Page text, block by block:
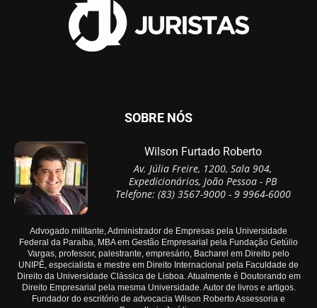
SOBRE NÓS
Wilson Furtado Roberto
Av. Júlia Freire, 1200, Sala 904,
Expedicionários, João Pessoa - PB
Telefone: (83) 3567-9000 - 9 9964-6000
Advogado militante, Administrador de Empresas pela Universidade
Federal da Paraíba, MBA em Gestão Empresarial pela Fundação Getúlio
Vargas, professor, palestrante, empresário, Bacharel em Direito pelo
UNIPÊ, especialista e mestre em Direito Internacional pela Faculdade de
Direito da Universidade Clássica de Lisboa. Atualmente é Doutorando em
Direito Empresarial pela mesma Universidade. Autor de livros e artigos.
Fundador do escritório de advocacia Wilson Roberto Assessoria e